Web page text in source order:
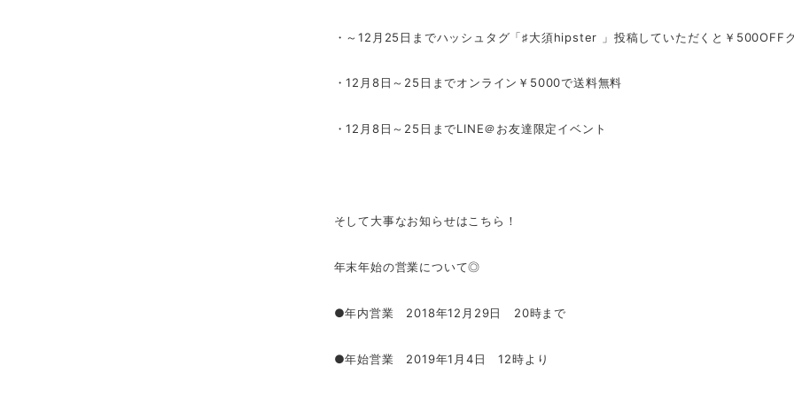
・～12月25日までハッシュタグ「♯大須hipster 」投稿していただくと￥500OFF
・12月8日～25日までオンライン￥5000で送料無料
・12月8日～25日までLINE＠お友達限定イベント
そして大事なお知らせはこちら！
年末年始の営業について◎
●年内営業 2018年12月29日 20時まで
●年始営業 2019年1月4日 12時より